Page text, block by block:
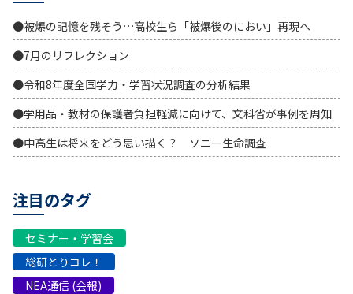
●被爆の記憶を残そう…高校生ら「被爆後のにおい」再現へ
●7月のリフレクション
●令和8年度全国学力・学習状況調査の分析結果
●学用品・教材の保護者負担軽減に向けて、文科省が事例を周知
●中高生は将来をどう思い描く？ ソニー生命調査
注目のタグ
セミナー・学習会
総研とりコレ！
NEA通信 (会報)